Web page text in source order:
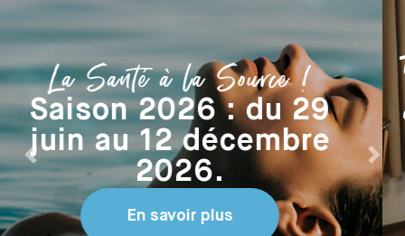
Hébergements du
Domaine thermal
Les Résidences
Thermales
Précédent